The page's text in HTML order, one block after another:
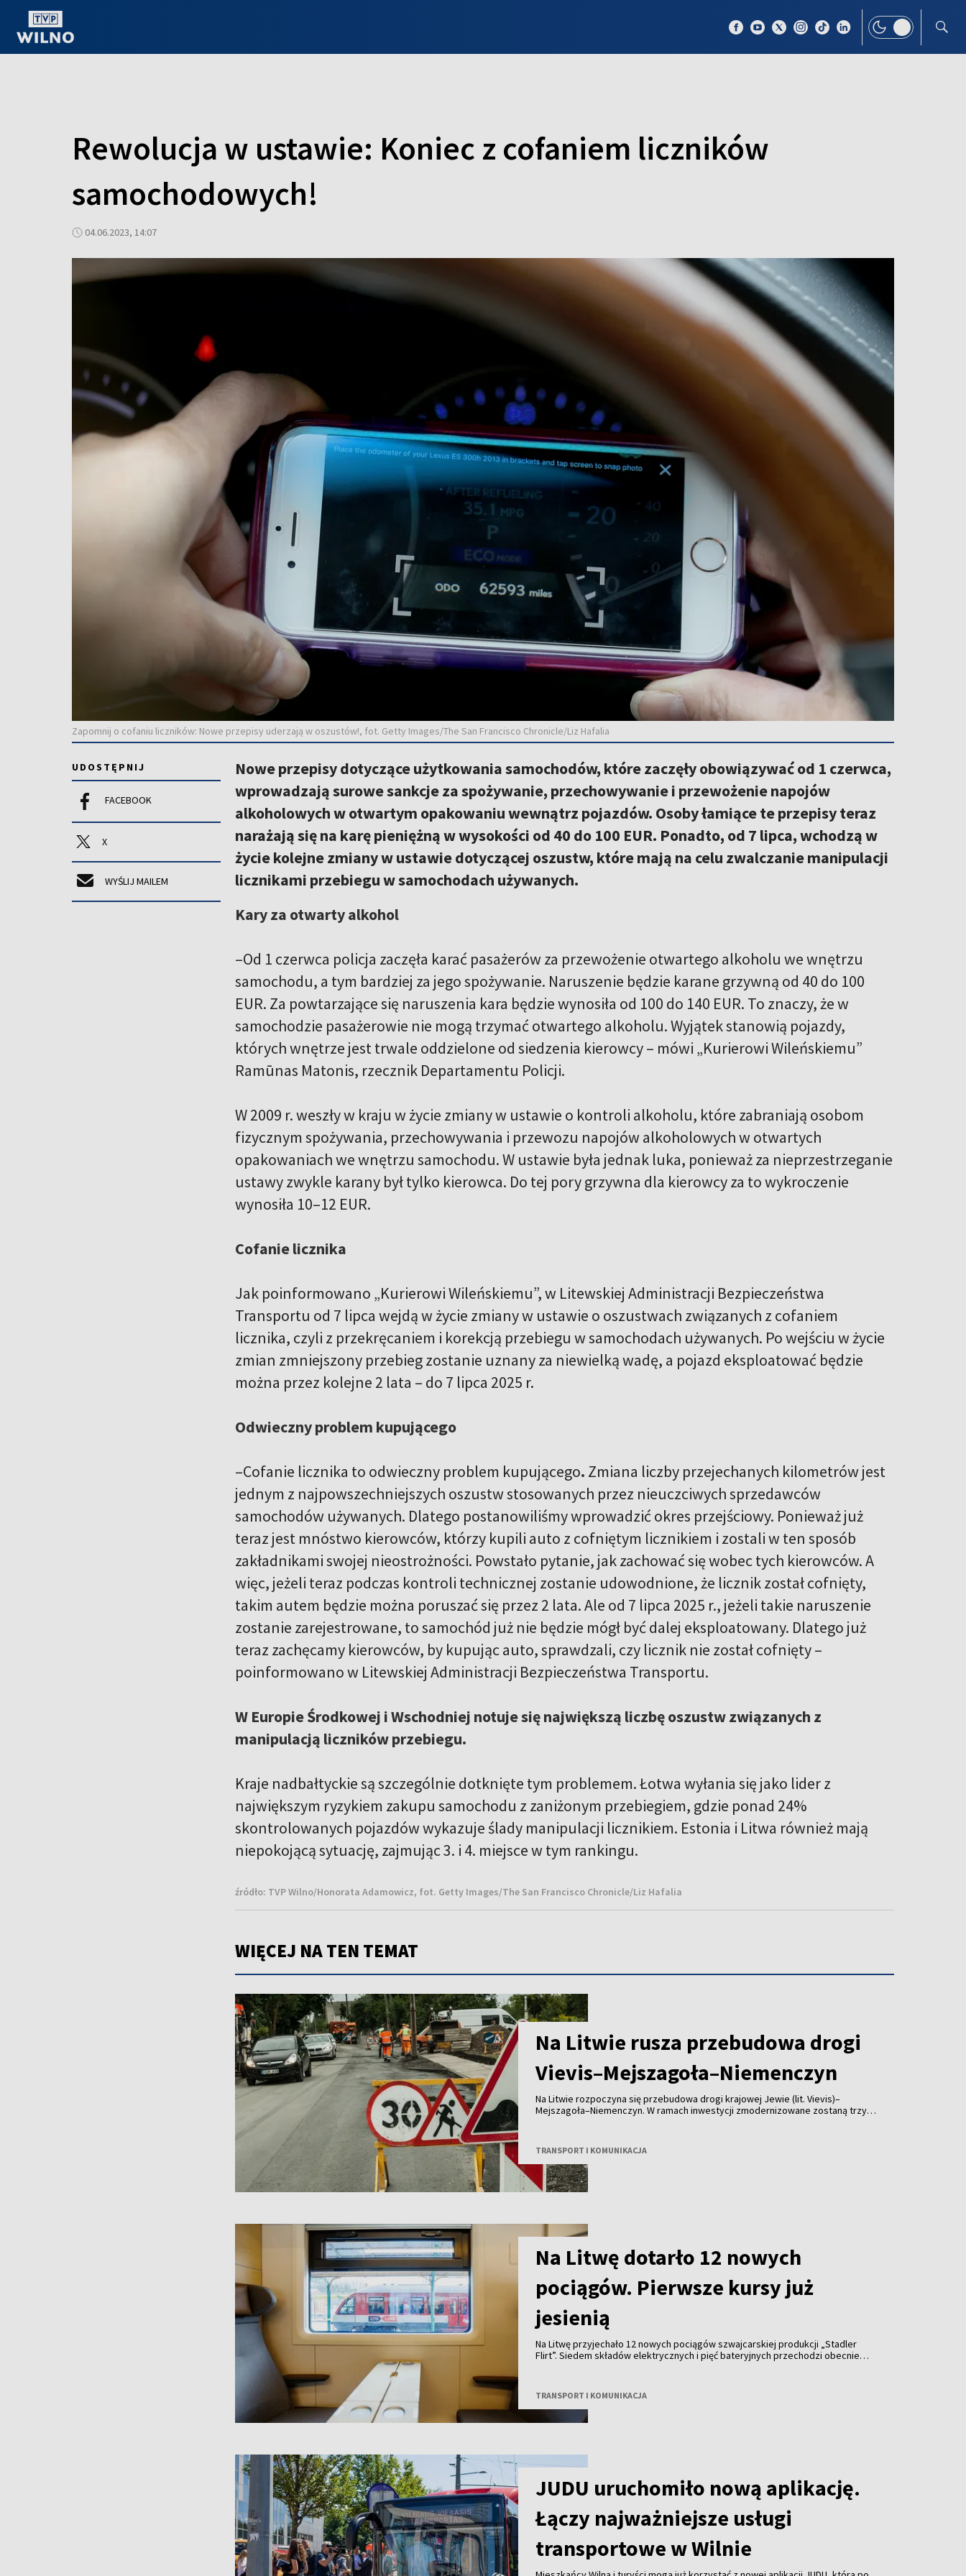
Rewolucja w ustawie: Koniec z cofaniem liczników
samochodowych!
04.06.2023, 14:07
Zapomnij o cofaniu liczników: Nowe przepisy uderzają w oszustów!, fot. Getty Images/The San Francisco Chronicle/Liz Hafalia
UDOSTĘPNIJ
FACEBOOK
X
WYŚLIJ MAILEM
Nowe przepisy dotyczące użytkowania samochodów, które zaczęły obowiązywać od 1 czerwca,
wprowadzają surowe sankcje za spożywanie, przechowywanie i przewożenie napojów
alkoholowych w otwartym opakowaniu wewnątrz pojazdów. Osoby łamiące te przepisy teraz
narażają się na karę pieniężną w wysokości od 40 do 100 EUR. Ponadto, od 7 lipca, wchodzą w
życie kolejne zmiany w ustawie dotyczącej oszustw, które mają na celu zwalczanie manipulacji
licznikami przebiegu w samochodach używanych.
Kary za otwarty alkohol
–Od 1 czerwca policja zaczęła karać pasażerów za przewożenie otwartego alkoholu we wnętrzu
samochodu, a tym bardziej za jego spożywanie. Naruszenie będzie karane grzywną od 40 do 100
EUR. Za powtarzające się naruszenia kara będzie wynosiła od 100 do 140 EUR. To znaczy, że w
samochodzie pasażerowie nie mogą trzymać otwartego alkoholu. Wyjątek stanowią pojazdy,
których wnętrze jest trwale oddzielone od siedzenia kierowcy – mówi „Kurierowi Wileńskiemu”
Ramūnas Matonis, rzecznik Departamentu Policji.
W 2009 r. weszły w kraju w życie zmiany w ustawie o kontroli alkoholu, które zabraniają osobom
fizycznym spożywania, przechowywania i przewozu napojów alkoholowych w otwartych
opakowaniach we wnętrzu samochodu. W ustawie była jednak luka, ponieważ za nieprzestrzeganie
ustawy zwykle karany był tylko kierowca. Do tej pory grzywna dla kierowcy za to wykroczenie
wynosiła 10–12 EUR.
Cofanie licznika
Jak poinformowano „Kurierowi Wileńskiemu”, w Litewskiej Administracji Bezpieczeństwa
Transportu od 7 lipca wejdą w życie zmiany w ustawie o oszustwach związanych z cofaniem
licznika, czyli z przekręcaniem i korekcją przebiegu w samochodach używanych. Po wejściu w życie
zmian zmniejszony przebieg zostanie uznany za niewielką wadę, a pojazd eksploatować będzie
można przez kolejne 2 lata – do 7 lipca 2025 r.
Odwieczny problem kupującego
–Cofanie licznika to odwieczny problem kupującego. Zmiana liczby przejechanych kilometrów jest
jednym z najpowszechniejszych oszustw stosowanych przez nieuczciwych sprzedawców
samochodów używanych. Dlatego postanowiliśmy wprowadzić okres przejściowy. Ponieważ już
teraz jest mnóstwo kierowców, którzy kupili auto z cofniętym licznikiem i zostali w ten sposób
zakładnikami swojej nieostrożności. Powstało pytanie, jak zachować się wobec tych kierowców. A
więc, jeżeli teraz podczas kontroli technicznej zostanie udowodnione, że licznik został cofnięty,
takim autem będzie można poruszać się przez 2 lata. Ale od 7 lipca 2025 r., jeżeli takie naruszenie
zostanie zarejestrowane, to samochód już nie będzie mógł być dalej eksploatowany. Dlatego już
teraz zachęcamy kierowców, by kupując auto, sprawdzali, czy licznik nie został cofnięty –
poinformowano w Litewskiej Administracji Bezpieczeństwa Transportu.
W Europie Środkowej i Wschodniej notuje się największą liczbę oszustw związanych z
manipulacją liczników przebiegu.
Kraje nadbałtyckie są szczególnie dotknięte tym problemem. Łotwa wyłania się jako lider z
największym ryzykiem zakupu samochodu z zaniżonym przebiegiem, gdzie ponad 24%
skontrolowanych pojazdów wykazuje ślady manipulacji licznikiem. Estonia i Litwa również mają
niepokojącą sytuację, zajmując 3. i 4. miejsce w tym rankingu.
źródło: TVP Wilno/Honorata Adamowicz, fot. Getty Images/The San Francisco Chronicle/Liz Hafalia
WIĘCEJ NA TEN TEMAT
Na Litwie rusza przebudowa drogi
Vievis–Mejszagoła–Niemenczyn
Na Litwie rozpoczyna się przebudowa drogi krajowej Jewie (lit. Vievis)–
Mejszagoła–Niemenczyn. W ramach inwestycji zmodernizowane zostaną trzy
TRANSPORT I KOMUNIKACJA
Na Litwę dotarło 12 nowych
pociągów. Pierwsze kursy już
jesienią
Na Litwę przyjechało 12 nowych pociągów szwajcarskiej produkcji „Stadler
Flirt”. Siedem składów elektrycznych i pięć bateryjnych przechodzi obecnie
TRANSPORT I KOMUNIKACJA
JUDU uruchomiło nową aplikację.
Łączy najważniejsze usługi
transportowe w Wilnie